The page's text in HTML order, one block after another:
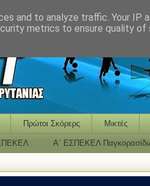
Πρώτοι Σκόρερς Μικτές
Α΄ ΕΣΠΕΚΕΛ
and to analyze traffic. Your IP
metrics to ensure quality of